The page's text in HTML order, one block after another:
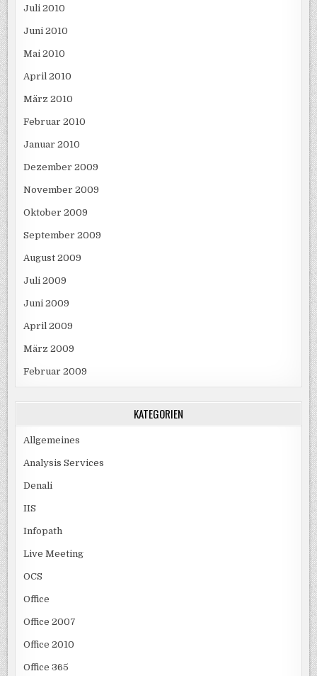
Juli 2010
Juni 2010
Mai 2010
April 2010
März 2010
Februar 2010
Januar 2010
Dezember 2009
November 2009
Oktober 2009
September 2009
August 2009
Juli 2009
Juni 2009
April 2009
März 2009
Februar 2009
KATEGORIEN
Allgemeines
Analysis Services
Denali
IIS
Infopath
Live Meeting
OCS
Office
Office 2007
Office 2010
Office 365